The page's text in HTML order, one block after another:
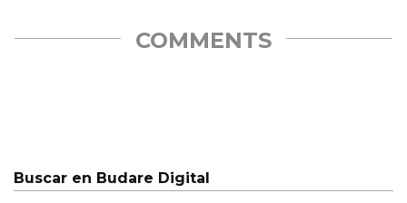
COMMENTS
Buscar en Budare Digital